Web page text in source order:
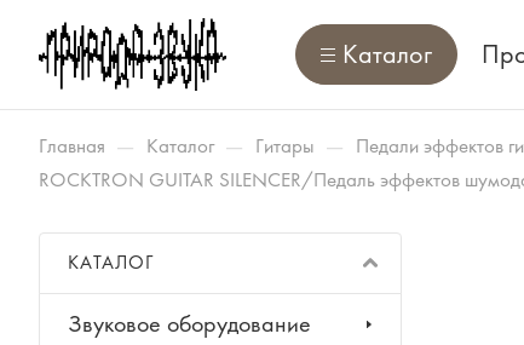
Каталог
Главная — Каталог — Гитары — Педали эффектов
ROCKTRON GUITAR SILENCER/Педаль эффектов
КАТАЛОГ
Звуковое оборудование